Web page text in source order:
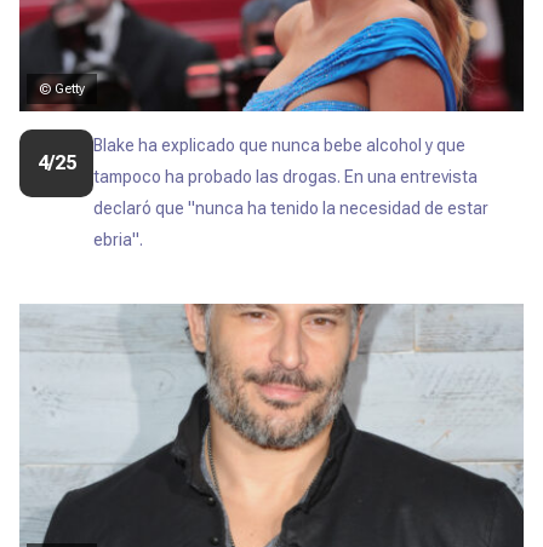
© Getty
4/25
Blake ha explicado que nunca bebe alcohol y que
tampoco ha probado las drogas. En una entrevista
declaró que "nunca ha tenido la necesidad de estar
ebria".